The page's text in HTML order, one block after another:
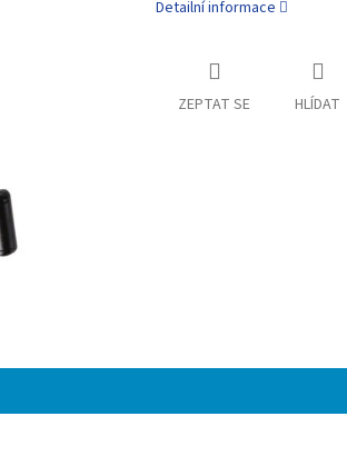
Detailní informace
ZEPTAT SE HLÍDAT